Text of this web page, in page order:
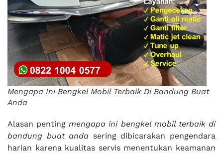
Mengapa Ini Bengkel Mobil Terbaik Di Bandung Buat
Anda
Alasan pentingmengapa ini bengkel mobil terbaik di
bandung buat anda sering dibicarakan pengendara
harian karena kualitas servis menentukan keamanan